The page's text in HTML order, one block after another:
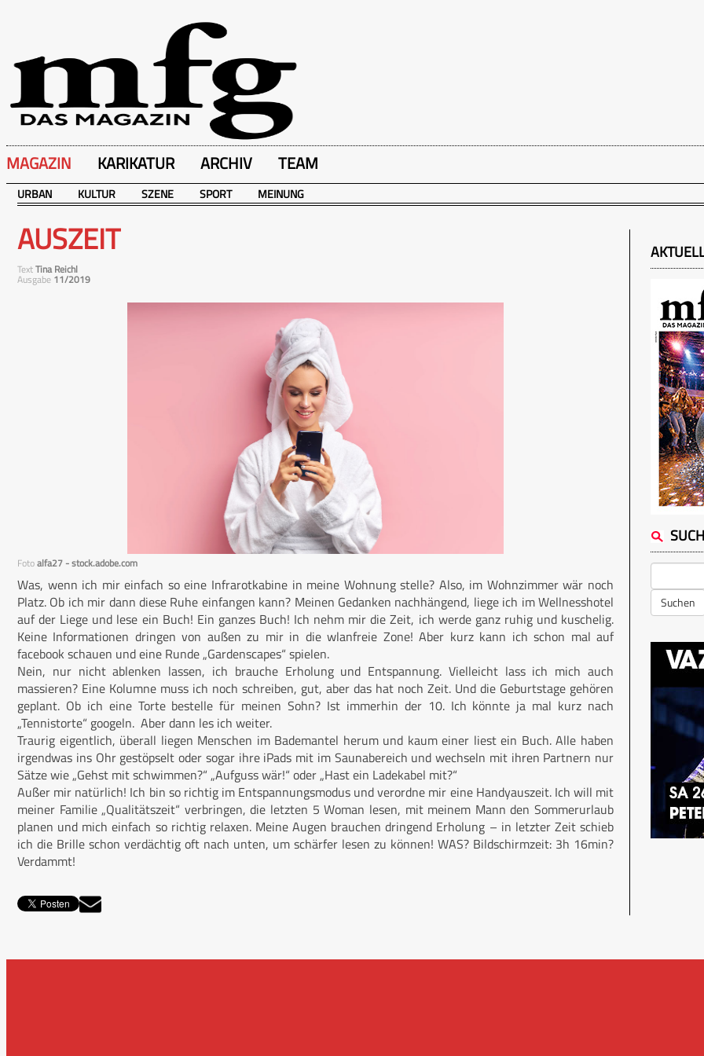
MAGAZIN KARIKATUR ARCHIV TEAM
URBAN KULTUR SZENE SPORT MEINUNG
AUSZEIT
TextTina Reichl
Ausgabe 11/2019
Fotoalfa27 - stock.adobe.com
Was, wenn ich mir einfach so eine Infrarotkabine in meine Wohnung stelle? Also, im Wohnzimmer wär noch
Platz. Ob ich mir dann diese Ruhe einfangen kann? Meinen Gedanken nachhängend, liege ich im Wellnesshotel
auf der Liege und lese ein Buch! Ein ganzes Buch! Ich nehm mir die Zeit, ich werde ganz ruhig und kuschelig.
Keine Informationen dringen von außen zu mir in die wlanfreie Zone! Aber kurz kann ich schon mal auf
facebook schauen und eine Runde „Gardenscapes“ spielen.
Nein, nur nicht ablenken lassen, ich brauche Erholung und Entspannung. Vielleicht lass ich mich auch
massieren? Eine Kolumne muss ich noch schreiben, gut, aber das hat noch Zeit. Und die Geburtstage gehören
geplant. Ob ich eine Torte bestelle für meinen Sohn? Ist immerhin der 10. Ich könnte ja mal kurz nach
„Tennistorte“ googeln. Aber dann les ich weiter.
Traurig eigentlich, überall liegen Menschen im Bademantel herum und kaum einer liest ein Buch. Alle haben
irgendwas ins Ohr gestöpselt oder sogar ihre iPads mit im Saunabereich und wechseln mit ihren Partnern nur
Sätze wie „Gehst mit schwimmen?“ „Aufguss wär!“ oder „Hast ein Ladekabel mit?“
Außer mir natürlich! Ich bin so richtig im Entspannungsmodus und verordne mir eine Handyauszeit. Ich will mit
meiner Familie „Qualitätszeit“ verbringen, die letzten 5 Woman lesen, mit meinem Mann den Sommerurlaub
planen und mich einfach so richtig relaxen. Meine Augen brauchen dringend Erholung – in letzter Zeit schieb
ich die Brille schon verdächtig oft nach unten, um schärfer lesen zu können! WAS? Bildschirmzeit: 3h 16min?
Verdammt!
Suchen